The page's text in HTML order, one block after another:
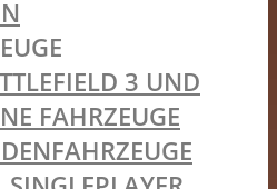
3 UND
FAHRZEUGE